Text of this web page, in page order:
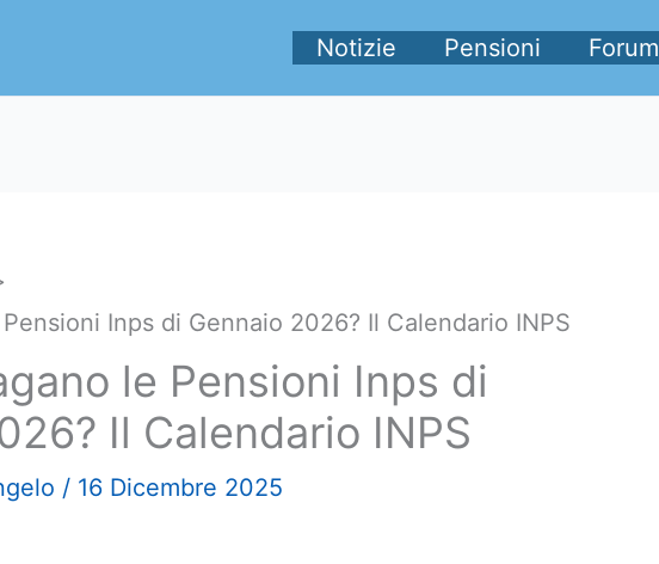
Notizie Pensioni Forum
Inps di Gennaio 2026? Il Calendario INPS
le Pensioni Inps di
Il Calendario INPS
/ 16 Dicembre 2025